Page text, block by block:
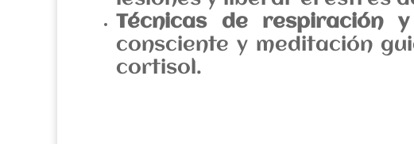
Técnicas de respiración
consciente y meditación
cortisol.